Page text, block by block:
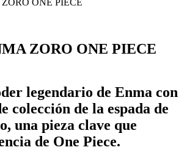
ZORO ONE PIECE
legendario de Enma con
colección de la espada de
una pieza clave que
de One Piece.